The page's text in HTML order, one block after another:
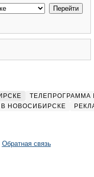
ТЕЛЕПРОГРАММА
НОВОСИБИРСКЕ
Обратная связь